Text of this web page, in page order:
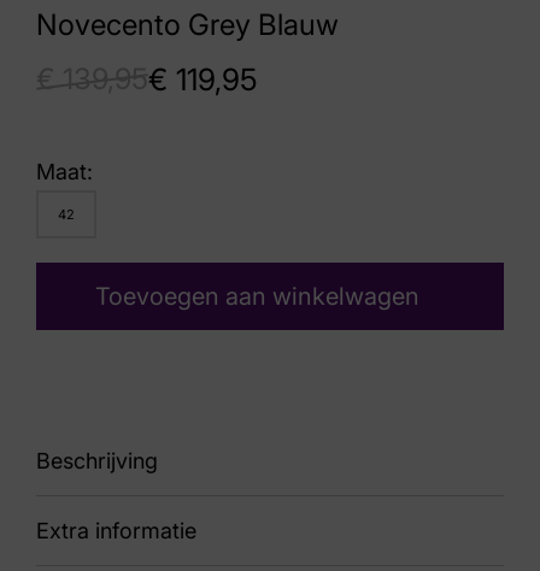
Novecento Grey Blauw
€ 119,95
Maat:
42
Toevoegen aan winkelwagen
Beschrijving
87 15.1632.02-S17 Novecento Grey
Extra informatie